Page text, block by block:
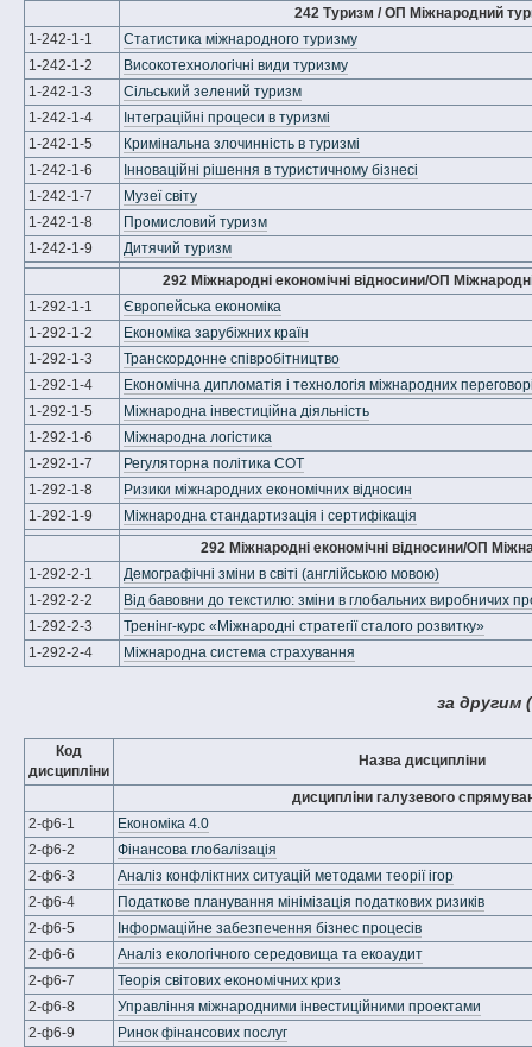
242 Туризм / ОП Міжнародний
1-242-1-1
Статистика міжнародного туризму
1-242-1-2
Високотехнологічні види туризму
1-242-1-3
Сільський зелений туризм
1-242-1-4
Інтеграційні процеси в туризмі
1-242-1-5
Кримінальна злочинність в туризмі
1-242-1-6
Інноваційні рішення в туристичному бізнесі
1-242-1-7
Музеї світу
1-242-1-8
Промисловий туризм
1-242-1-9
Дитячий туризм
292 Міжнародні економічні відносини/ОП
1-292-1-1
Європейська економіка
1-292-1-2
Економіка зарубіжних країн
1-292-1-3
Транскордонне співробітництво
1-292-1-4
Економічна дипломатія і технологія міжнародних
1-292-1-5
Міжнародна інвестиційна діяльність
1-292-1-6
Міжнародна логістика
1-292-1-7
Регуляторна політика СОТ
1-292-1-8
Ризики міжнародних економічних відносин
1-292-1-9
Міжнародна стандартизація і сертифікація
292 Міжнародні економічні відносини/ОП
1-292-2-1
Демографічні зміни в світі (англійською мовою)
1-292-2-2
Від бавовни до текстилю: зміни в глобальних виробничих
1-292-2-3
Тренінг-курс «Міжнародні стратегії сталого розвитку»
1-292-2-4
Міжнародна система страхування
за другим
Код
дисципліни
Назва дисципліни
дисципліни галузевого
2-ф6-1
Економіка 4.0
2-ф6-2
Фінансова глобалізація
2-ф6-3
Аналіз конфліктних ситуацій методами теорії ігор
2-ф6-4
Податкове планування мінімізація податкових ризиків
2-ф6-5
Інформаційне забезпечення бізнес процесів
2-ф6-6
Аналіз екологічного середовища та екоаудит
2-ф6-7
Теорія світових економічних криз
2-ф6-8
Управління міжнародними інвестиційними проектами
2-ф6-9
Ринок фінансових послуг